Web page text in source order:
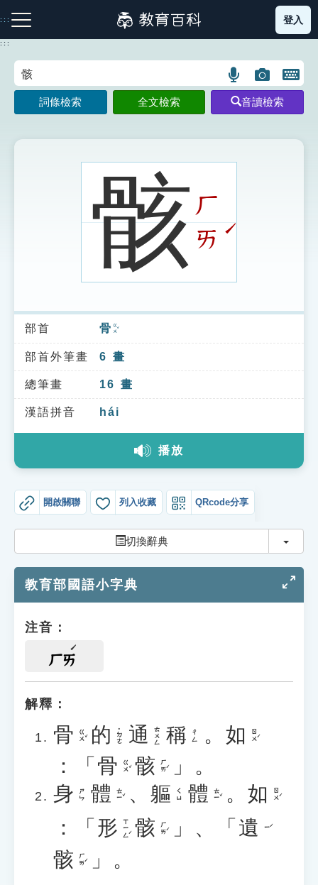
到
主
:::
注音索引圖示 筆畫索引圖示 部首索引表圖示
索引選單
知識索引
單字索引
生命大百科索引
教學應用
貓頭鷹博士
登入
:::
語
言
搜
示
圖
片
搜
開
鍵
圖
詞條檢索 全文檢索 音讀檢索
骸ㄏ
ㄞˊ
部首 骨 ㄍㄨˇ
部首外筆畫 6 畫
總筆畫 16 畫
漢語拼音 hái
播放
開啟關聯 列入收藏 QRcode分享
切換辭典 切換
教育部國語小字典
注音：
ㄏㄞ
解釋：
骨 ㄍㄨˇ 的 ˙ㄉㄜ 通 ㄊㄨㄥ 稱 ㄔㄥ 。 如 ㄖㄨˊ
：「 骨 ㄍㄨˇ 骸 ㄏㄞˊ
」。
身 ㄕㄣ 體 ㄊㄧˇ 、 軀 ㄑㄩ 體 ㄊㄧˇ 。 如 ㄖㄨˊ
：「 形 ㄒㄧㄥˊ 骸 ㄏㄞˊ 」、「 遺 ㄧˊ
骸 ㄏㄞˊ 」。